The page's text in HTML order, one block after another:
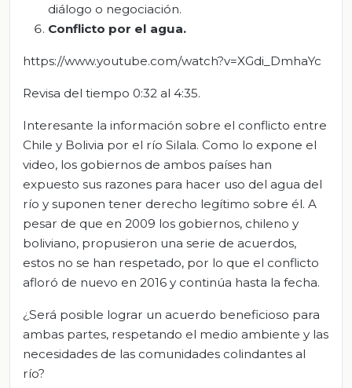
diálogo o negociación.
Conflicto por el agua.
https://www.youtube.com/watch?v=XGdi_DmhaYc
Revisa del tiempo 0:32 al 4:35.
Interesante la información sobre el conflicto entre
Chile y Bolivia por el río Silala. Como lo expone el
video, los gobiernos de ambos países han
expuesto sus razones para hacer uso del agua del
río y suponen tener derecho legítimo sobre él. A
pesar de que en 2009 los gobiernos, chileno y
boliviano, propusieron una serie de acuerdos,
estos no se han respetado, por lo que el conflicto
afloró de nuevo en 2016 y continúa hasta la fecha.
¿Será posible lograr un acuerdo beneficioso para
ambas partes, respetando el medio ambiente y las
necesidades de las comunidades colindantes al
río?